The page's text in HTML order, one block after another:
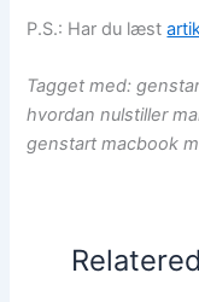
P.S.: Har du læst
Tagget med:
hvordan nulstiller
genstart macbook